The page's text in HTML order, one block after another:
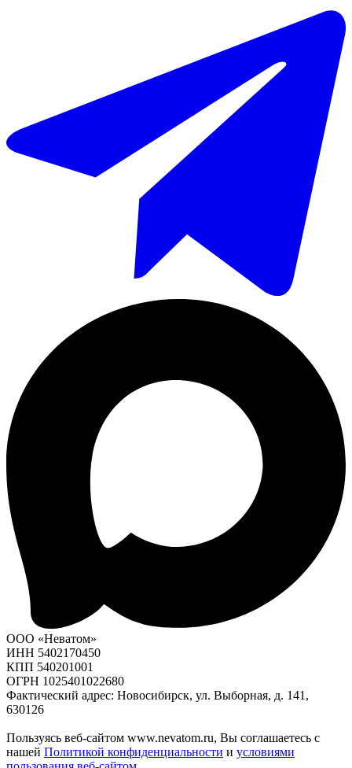
ООО «Неватом»
ИНН 5402170450
КПП 540201001
ОГРН 1025401022680
Фактический адрес: Новосибирск, ул. Выборная, д. 141,
630126
Пользуясь веб-сайтом www.nevatom.ru, Вы соглашаетесь с
нашей Политикой конфиденциальности и условиями